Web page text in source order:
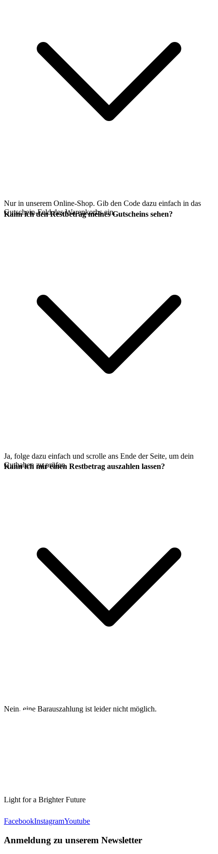
Nur in unserem Online-Shop. Gib den Code dazu einfach in das
Gutschein-Feld des Warenkorbs ein.
Kann ich den Restbetrag meines Gutscheins sehen?
Ja, folge dazu einfach und scrolle ans Ende der Seite, um dein
Guthaben zu prüfen.
Kann ich mir einen Restbetrag auszahlen lassen?
Nein, eine Barauszahlung ist leider nicht möglich.
Light for a Brighter Future
FacebookInstagramYoutube
Anmeldung zu unserem Newsletter